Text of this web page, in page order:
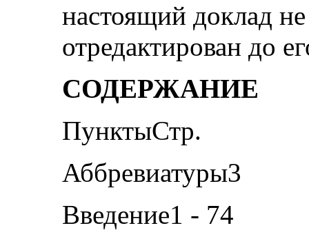
настоящий доклад
отредактирован до
СОДЕРЖАНИЕ
ПунктыСтр.
Аббревиатуры3
Введение1 - 74